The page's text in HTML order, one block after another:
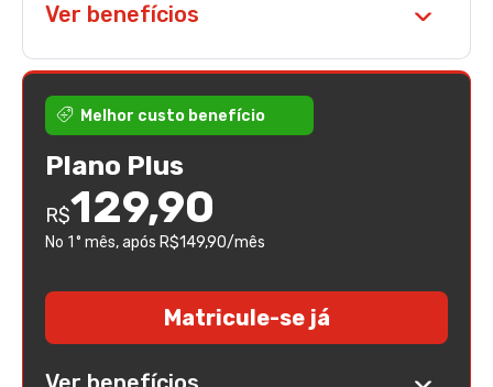
Ver benefícios
Melhor custo benefício
Plano Plus
R$129,90
No 1° mês, após R$149,90/mês
Matricule-se já